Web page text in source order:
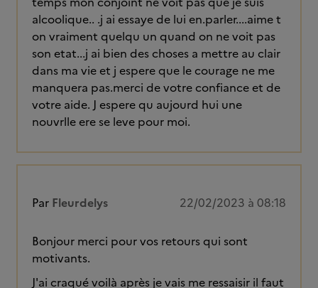
alcoolique.. .j ai essaye de lui en.parler....aime t
on vraiment quelqu un quand on ne voit pas
son etat...j ai bien des choses a mettre au clair
dans ma vie et j espere que le courage ne me
manquera pas.merci de votre confiance et de
votre aide. J espere qu aujourd hui une
nouvrlle ere se leve pour moi.
Par Fleurdelys 22/02/2023 à 08:18
Bonjour merci pour vos retours qui sont
motivants.
J'ai craqué voilà après je vais me ressaisir il faut